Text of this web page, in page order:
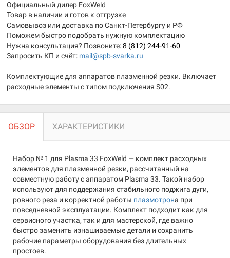
Официальный дилер FoxWeld
Товар в наличии и готов к отгрузке
Самовывоз или доставка по Санкт-Петербургу и РФ
Поможем быстро подобрать нужную комплектацию
Нужна консультация? Позвоните:8 (812) 244-91-60
Запросить КП и счёт: mail@spb-svarka.ru
Комплектующие для аппаратов плазменной резки. Включает
расходные элементы с типом подключения S02.
ОБЗОР ХАРАКТЕРИСТИКИ
Набор № 1 для Plasma 33 FoxWeld — комплект расходных
элементов для плазменной резки, рассчитанный на
совместную работу с аппаратом Plasma 33. Такой набор
используют для поддержания стабильного поджига дуги,
ровного реза и корректной работы плазмотрона при
повседневной эксплуатации. Комплект подходит как для
сервисного участка, так и для мастерской, где важно
быстро заменить изнашиваемые детали и сохранить
рабочие параметры оборудования без длительных
простоев.